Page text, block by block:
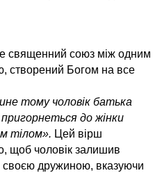
священний союз між одним
створений Богом на все
тому чоловік батька
до жінки
тілом». Цей вірш
щоб чоловік залишив
своєю дружиною, вказуючи